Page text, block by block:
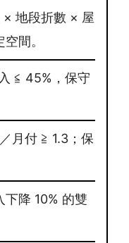
× 地段折數 × 屋
間。
≦ 45%，保守
月付 ≧ 1.3；保
下降 10% 的雙